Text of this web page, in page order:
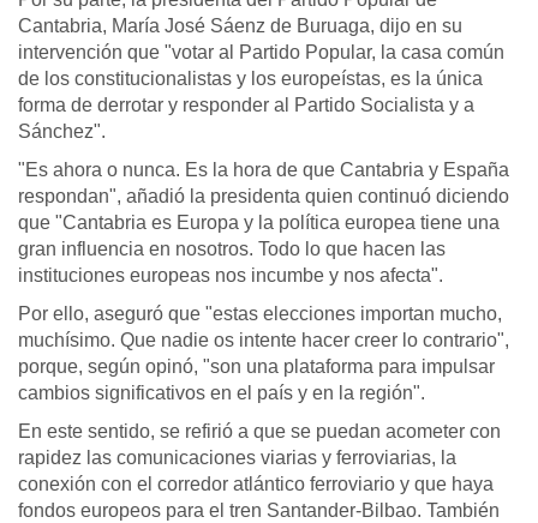
Cantabria, María José Sáenz de Buruaga, dijo en su
intervención que "votar al Partido Popular, la casa común
de los constitucionalistas y los europeístas, es la única
forma de derrotar y responder al Partido Socialista y a
Sánchez".
"Es ahora o nunca. Es la hora de que Cantabria y España
respondan", añadió la presidenta quien continuó diciendo
que "Cantabria es Europa y la política europea tiene una
gran influencia en nosotros. Todo lo que hacen las
instituciones europeas nos incumbe y nos afecta".
Por ello, aseguró que "estas elecciones importan mucho,
muchísimo. Que nadie os intente hacer creer lo contrario",
porque, según opinó, "son una plataforma para impulsar
cambios significativos en el país y en la región".
En este sentido, se refirió a que se puedan acometer con
rapidez las comunicaciones viarias y ferroviarias, la
conexión con el corredor atlántico ferroviario y que haya
fondos europeos para el tren Santander-Bilbao. También